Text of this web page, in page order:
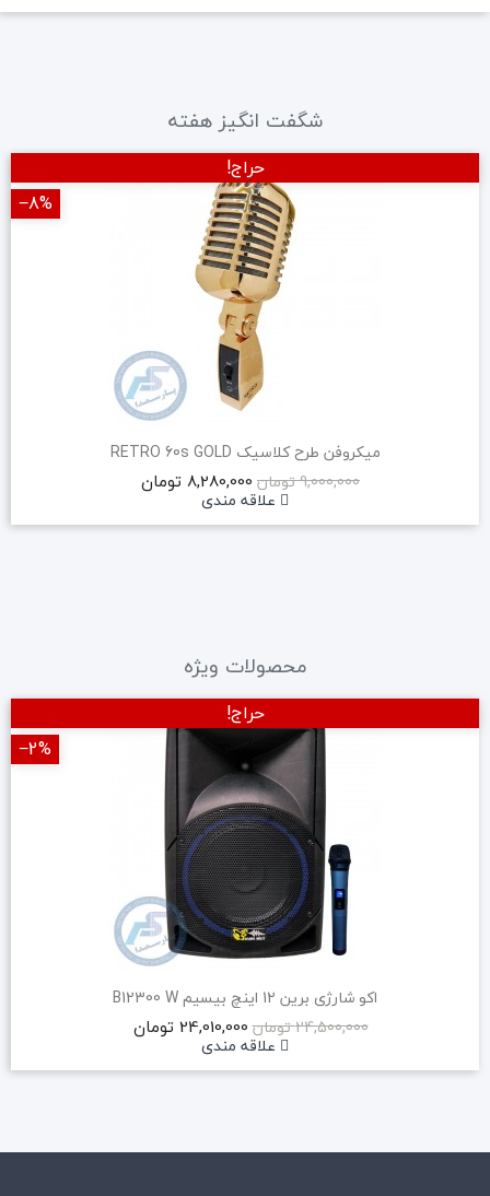
شگفت انگیز هفته
میکروفن طرح کلاسیک RETRO 60s GOLD
9,000,000 تومان
8,280,000 تومان
علاقه مندی
حراج!
‎−8%
محصولات ویژه
اکو شارژی برین 12 اینچ بیسیم B12300 W
24,500,000 تومان
24,010,000 تومان
علاقه مندی
حراج!
‎−2%